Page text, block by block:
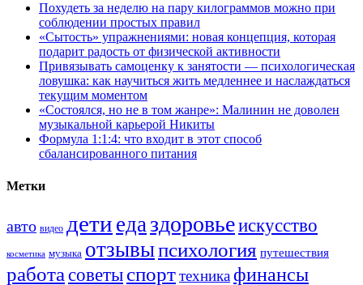
Похудеть за неделю на пару килограммов можно при
соблюдении простых правил
«Сытость» упражнениями: новая концепция, которая
подарит радость от физической активности
Привязывать самоценку к занятости — психологическая
ловушка: как научиться жить медленнее и наслаждаться
текущим моментом
«Состоялся, но не в том жанре»: Малинин не доволен
музыкальной карьерой Никиты
Формула 1:1:4: что входит в этот способ
сбалансированного питания
Метки
авто видео дети еда здоровьеискусство
косметика музыка отзывыпсихология путешествия
работа советы спорттехникафинансы